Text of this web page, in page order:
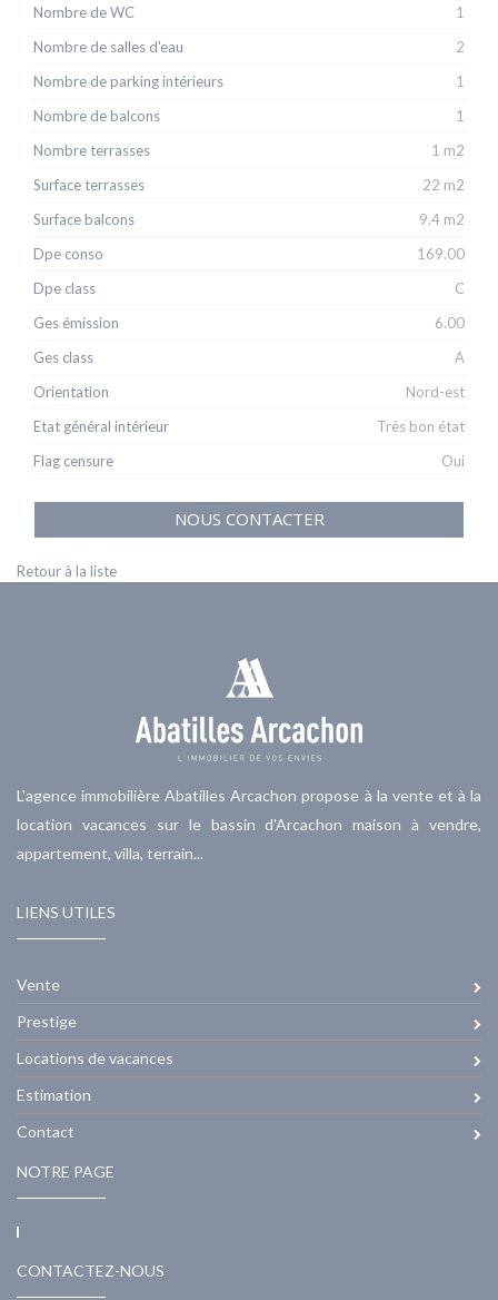
Nombre de WC
1
Nombre de salles d'eau
2
Nombre de parking intérieurs
1
Nombre de balcons
1
Nombre terrasses
1 m2
Surface terrasses
22 m2
Surface balcons
9.4 m2
Dpe conso
169.00
Dpe class
C
Ges émission
6.00
Ges class
A
Orientation
Nord-est
Etat général intérieur
Très bon état
Flag censure
Oui
NOUS CONTACTER
Retour à la liste
L'agence immobilière Abatilles Arcachon propose à la vente et à la
location vacances sur le bassin d'Arcachon maison à vendre,
appartement, villa, terrain...
LIENS UTILES
Vente
Prestige
Locations de vacances
Estimation
Contact
NOTRE PAGE
CONTACTEZ-NOUS